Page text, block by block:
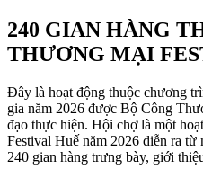
240 GIAN HÀNG
THƯƠNG MẠI
Đây là hoạt động thuộc chương
gia năm 2026 được Bộ Công
đạo thực hiện. Hội chợ là một
Festival Huế năm 2026 diễn ra
240 gian hàng trưng bày, giới